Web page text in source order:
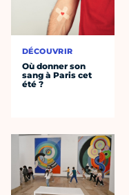
DÉCOUVRIR
Où donner son
sang à Paris cet
été ?